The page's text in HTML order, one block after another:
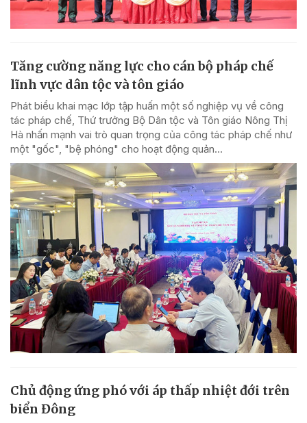
Tăng cường năng lực cho cán bộ pháp chế
lĩnh vực dân tộc và tôn giáo
Phát biểu khai mạc lớp tập huấn một số nghiệp vụ về công
tác pháp chế, Thứ trưởng Bộ Dân tộc và Tôn giáo Nông Thị
Hà nhấn mạnh vai trò quan trọng của công tác pháp chế như
một "gốc", "bệ phóng" cho hoạt động quản...
Chủ động ứng phó với áp thấp nhiệt đới trên
biển Đông